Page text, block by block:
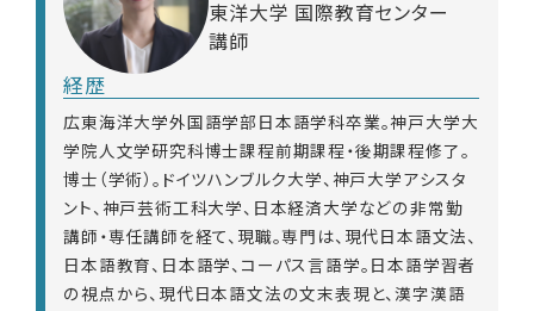
東洋大学 国際教育センター
講師
経歴
広東海洋大学外国語学部日本語学科卒業。神戸大学大
学院人文学研究科博士課程前期課程・後期課程修了。
博士（学術）。ドイツハンブルク大学、神戸大学アシスタ
ント、神戸芸術工科大学、日本経済大学などの非常勤
講師・専任講師を経て、現職。専門は、現代日本語文法、
日本語教育、日本語学、コーパス言語学。日本語学習者
の視点から、現代日本語文法の文末表現と、漢字漢語